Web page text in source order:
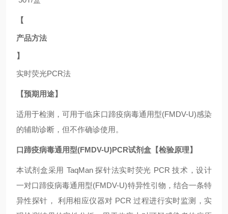
【
产品方法
】
实时荧光PCR法
【预期用途】
适用于检测，可用于临床口蹄疫病毒通用型(FMDV-U)感染
的辅助诊断，但不作确诊使用。
口蹄疫病毒通用型(FMDV-U)PCR试剂盒【检验原理】
本试剂盒采用 TaqMan 探针法实时荧光 PCR 技术，设计
一对口蹄疫病毒通用型(FMDV-U)特异性引物，结合一条特
异性探针，
利用相应仪器对 PCR 过程进行实时监测，实